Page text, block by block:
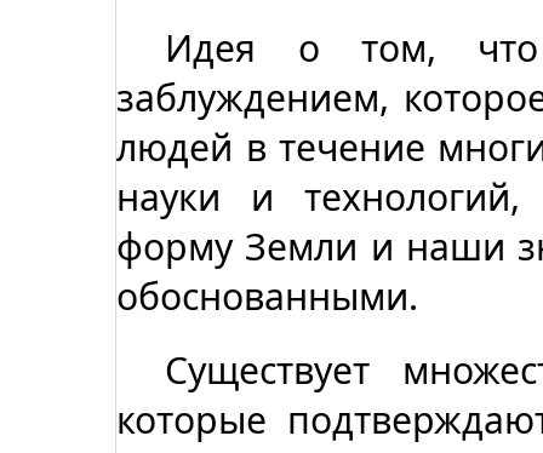
Идея о том, что
заблуждением,
людей в течение
науки и
форму Земли и наши
обоснованными.
Существует
которые